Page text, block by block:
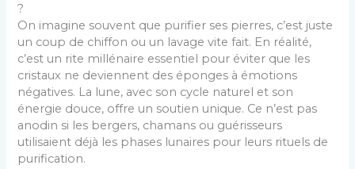
?
On imagine souvent que purifier ses pierres, c’est juste
un coup de chiffon ou un lavage vite fait. En réalité,
c’est un rite millénaire essentiel pour éviter que les
cristaux ne deviennent des éponges à émotions
négatives. La lune, avec son cycle naturel et son
énergie douce, offre un soutien unique. Ce n’est pas
anodin si les bergers, chamans ou guérisseurs
utilisaient déjà les phases lunaires pour leurs rituels de
purification.